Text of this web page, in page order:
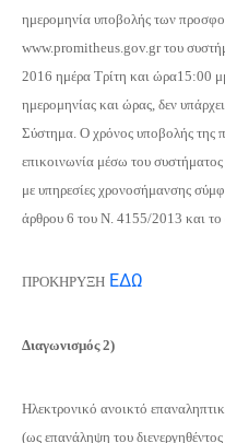
ημερομηνία υποβολής των
www.promitheus.gov.gr του
2016 ημέρα Τρίτη και ώρα15:00
ημερομηνίας και ώρας, δεν
Σύστημα. Ο χρόνος υποβολής της
επικοινωνία μέσω του
με υπηρεσίες χρονοσήμανσης
άρθρου 6 του Ν. 4155/2013 και
ΠΡΟΚΗΡΥΞΗ ΕΔΩ
Διαγωνισμός 2)
Ηλεκτρονικό ανοικτό
(ως επανάληψη του